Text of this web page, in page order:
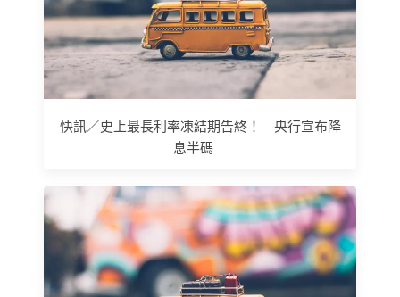
快訊／史上最長利率凍結期告終！ 央行宣布降
息半碼